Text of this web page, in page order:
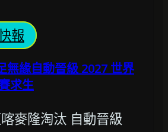
報
無緣自動晉級 2027 世界
求生
麥隆淘汰 自動晉級